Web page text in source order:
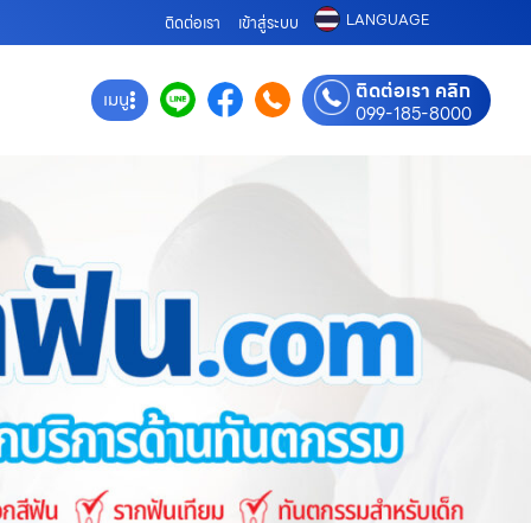
ติดต่อเรา เข้าสู่ระบบ LANGUAGE
เมนู ติดต่อเรา คลิก
099-185-8000